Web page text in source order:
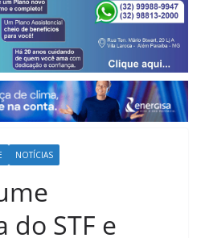
NOTÍCIAS
do STF e